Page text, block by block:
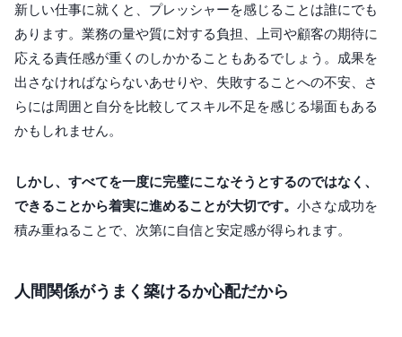
新しい仕事に就くと、プレッシャーを感じることは誰にでも
あります。業務の量や質に対する負担、上司や顧客の期待に
応える責任感が重くのしかかることもあるでしょう。成果を
出さなければならないあせりや、失敗することへの不安、さ
らには周囲と自分を比較してスキル不足を感じる場面もある
かもしれません。
しかし、すべてを一度に完璧にこなそうとするのではなく、
できることから着実に進めることが大切です。 小さな成功を
積み重ねることで、次第に自信と安定感が得られます。
人間関係がうまく築けるか心配だから